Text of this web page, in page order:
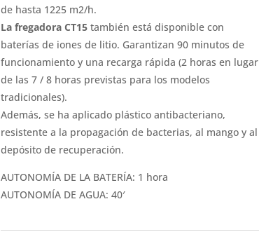
de hasta 1225 m2/h.
La fregadora CT15también está disponible con
baterías de iones de litio. Garantizan 90 minutos de
funcionamiento y una recarga rápida (2 horas en lugar
de las 7 / 8 horas previstas para los modelos
tradicionales).
Además, se ha aplicado plástico antibacteriano,
resistente a la propagación de bacterias, al mango y al
depósito de recuperación.
AUTONOMÍA DE LA BATERÍA: 1 hora
AUTONOMÍA DE AGUA: 40′